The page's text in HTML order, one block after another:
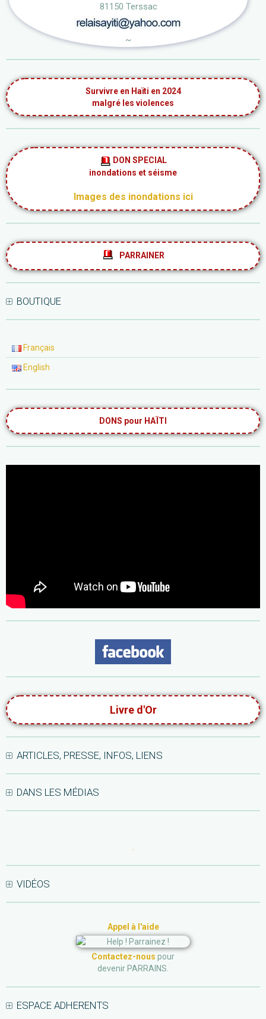
81150 Terssac
~
Survivre en Haïti en 2024
malgré les violences
DON SPECIAL
inondations et séisme
Images des inondations ici
PARRAINER
BOUTIQUE
Français
English
DONS pour HAÏTI
Livre d'Or
ARTICLES, PRESSE, INFOS, LIENS
DANS LES MÉDIAS
VIDÉOS
Appel à l'aide
Contactez-nous pour
devenir PARRAINS.
ESPACE ADHERENTS